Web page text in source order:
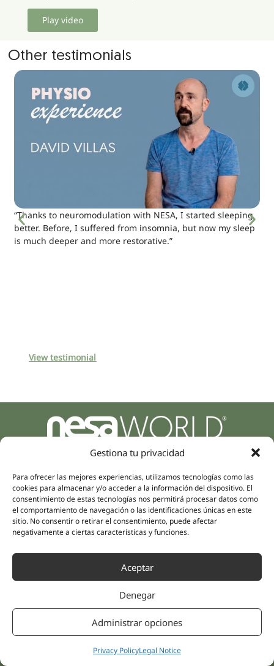
Gestiona tu privacidad
Para ofrecer las mejores experiencias, utilizamos tecnologías como las
cookies para almacenar y/o acceder a la información del dispositivo. El
consentimiento de estas tecnologías nos permitirá procesar datos como
el comportamiento de navegación o las identificaciones únicas en este
sitio. No consentir o retirar el consentimiento, puede afectar
negativamente a ciertas características y funciones.
Aceptar
Denegar
Administrar opciones
Privacy PolicyLegal Notice
Play video
Other testimonials
“Thanks to neuromodulation with NESA, I started sleeping
better. Before, I suffered from insomnia, but now my sleep
is much deeper and more restorative.”
View testimonial
20018 Donostia/San Sebastián
(Guipúzcoa)
Specialities
Rehabilitation
Intimate Health
Sports Medicine
Neurology & Pain
Dentistry
Aesthetic Medicine
Company
About us
Human team
Partnerships
Nesa Academic
Scientific evidence
Campus
Follow us
Instagram
Linkedin